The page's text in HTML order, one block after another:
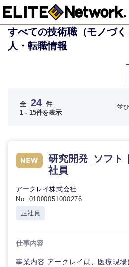
すべての技術職（モノづ
人・転職情報
全 24 件
1 - 15件を表示
並
研究開発_ソフト
社員
アークレイ株式会社
No. 01000051000276
正社員
仕事内容
事業内容 アークレイは、医療現